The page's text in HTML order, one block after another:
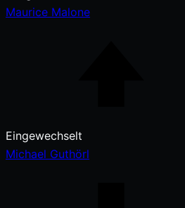
Maurice Malone
Eingewechselt
Michael Guthörl